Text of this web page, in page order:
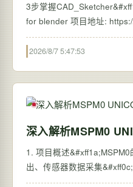
3步掌握
2026/8/7 5:47:53
深入解析MSPM0
1. 项目概述
出、传感器数据采集